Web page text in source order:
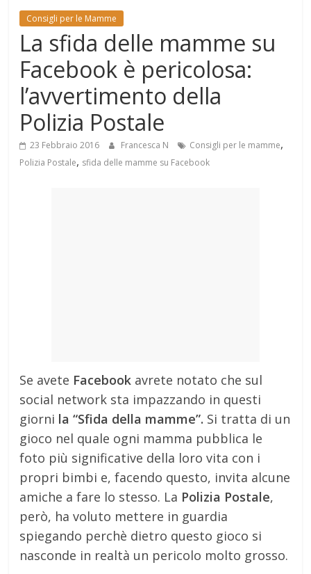
Mondo
Consigli per le Mamme
La sfida delle mamme su
Facebook è pericolosa:
l’avvertimento della
Polizia Postale
23 Febbraio 2016 Francesca N Consigli per le mamme,
Polizia Postale, sfida delle mamme su Facebook
Se avete Facebook avrete notato che sul
social network sta impazzando in questi
giorni la “Sfida della mamme”. Si tratta di un
gioco nel quale ogni mamma pubblica le
foto più significative della loro vita con i
propri bimbi e, facendo questo, invita alcune
amiche a fare lo stesso. La Polizia Postale,
però, ha voluto mettere in guardia
spiegando perchè dietro questo gioco si
nasconde in realtà un pericolo molto grosso.